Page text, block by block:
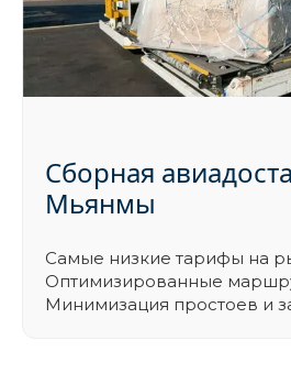
Сборная
Мьянмы
Самые низкие тарифы на
Оптимизированные
Минимизация простоев и